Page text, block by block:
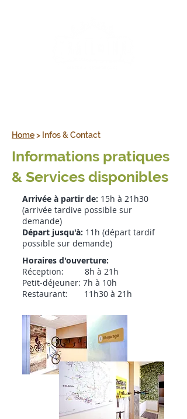
Home> Infos & Contact
Informations pratiques
& Services disponibles
Arrivée à partir de: 15h à 21h30
(arrivée tardive possible sur
demande)
Départ jusqu'à: 11h (départ tardif
possible sur demande)
Horaires d'ouverture:
Réception: 8h à 21h
Petit-déjeuner: 7h à 10h
Restaurant: 11h30 à 21h